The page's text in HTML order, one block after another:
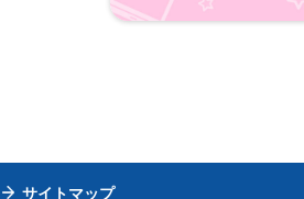
サイトマップ